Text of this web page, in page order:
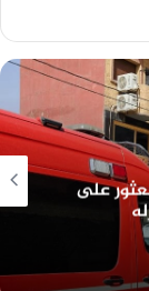
العثور على